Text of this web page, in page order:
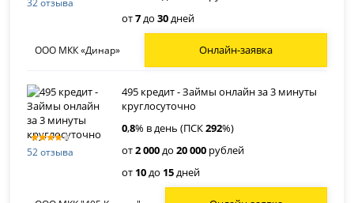
32 отзыва
от7до30дней
ООО МКК «Динар» Онлайн-заявка
52 отзыва
495 кредит - Займы онлайн за 3 минуты
круглосуточно
0,8% в день (ПСК292%)
от2 000до20 000 рублей
от 10до 15дней